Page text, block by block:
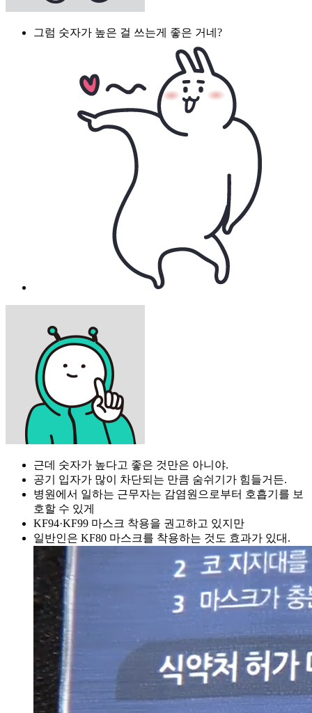
그럼 숫자가 높은 걸 쓰는게 좋은 거네?
근데 숫자가 높다고 좋은 것만은 아니야.
공기 입자가 많이 차단되는 만큼 숨쉬기가 힘들거든.
병원에서 일하는 근무자는 감염원으로부터 호흡기를 보
호할 수 있게
KF94·KF99 마스크 착용을 권고하고 있지만
일반인은 KF80 마스크를 착용하는 것도 효과가 있대.